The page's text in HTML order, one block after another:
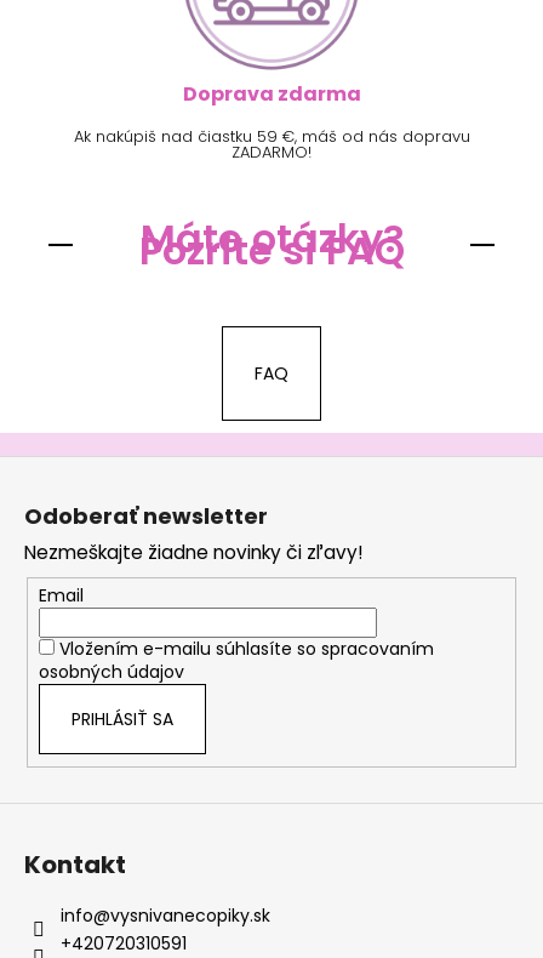
Doprava zdarma
Ak nakúpiš nad čiastku 59 €, máš od nás dopravu
ZADARMO!
Máte otázky?
Pozrite si FAQ
FAQ
Z
Odoberať newsletter
Nezmeškajte žiadne novinky či zľavy!
Email
Vložením e-mailu súhlasíte so spracovaním
osobných údajov
PRIHLÁSIŤ SA
Kontakt
info@vysnivanecopiky.sk
+420720310591